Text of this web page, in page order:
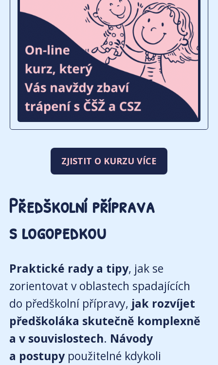
ZJISTIT O KURZU VÍCE
Předškolní příprava
s logopedkou
Praktické rady a tipy, jak se
zorientovat v oblastech spadajících
do předškolní přípravy, jak rozvíjet
předškoláka skutečně komplexně
a v souvislostech. Návody
a postupypoužitelné kdykoli